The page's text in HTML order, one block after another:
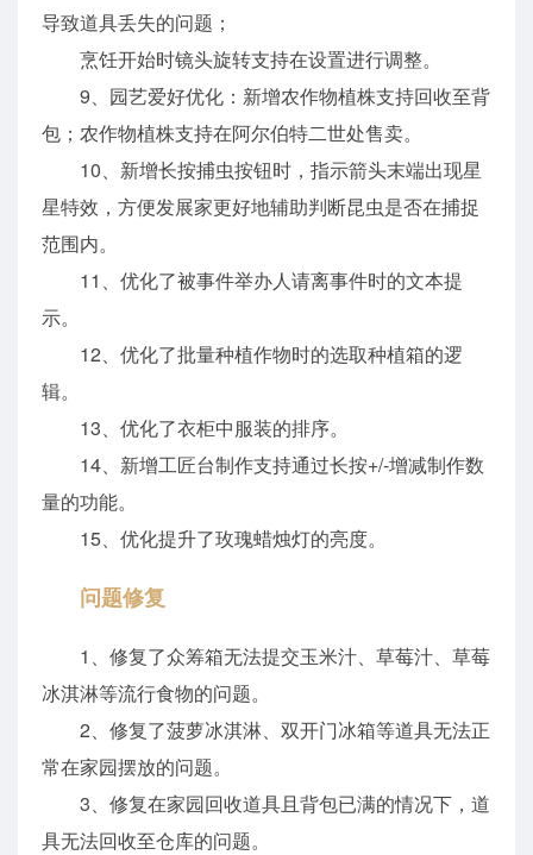
导致道具丢失的问题；
烹饪开始时镜头旋转支持在设置进行调整。
9、园艺爱好优化：新增农作物植株支持回收至背
包；农作物植株支持在阿尔伯特二世处售卖。
10、新增长按捕虫按钮时，指示箭头末端出现星
星特效，方便发展家更好地辅助判断昆虫是否在捕捉
范围内。
11、优化了被事件举办人请离事件时的文本提
示。
12、优化了批量种植作物时的选取种植箱的逻
辑。
13、优化了衣柜中服装的排序。
14、新增工匠台制作支持通过长按+/-增减制作数
量的功能。
15、优化提升了玫瑰蜡烛灯的亮度。
问题修复
1、修复了众筹箱无法提交玉米汁、草莓汁、草莓
冰淇淋等流行食物的问题。
2、修复了菠萝冰淇淋、双开门冰箱等道具无法正
常在家园摆放的问题。
3、修复在家园回收道具且背包已满的情况下，道
具无法回收至仓库的问题。